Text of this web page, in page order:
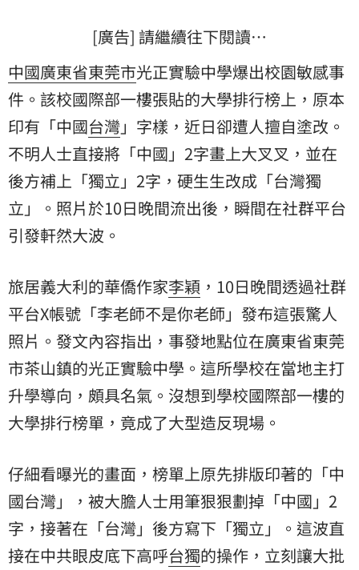
[廣告] 請繼續往下閱讀…
中國廣東省東莞市光正實驗中學爆出校園敏感事
件。該校國際部一樓張貼的大學排行榜上，原本
印有「中國台灣 」字樣，近日卻遭人擅自塗改。
不明人士直接將「中國」2字畫上大叉叉，並在
後方補上「獨立」2字，硬生生改成「台灣獨
立」。照片於10日晚間流出後，瞬間在社群平台
引發軒然大波。
旅居義大利的華僑作家李穎 ，10日晚間透過社群
平台X帳號「李老師不是你老師」發布這張驚人
照片。發文內容指出，事發地點位在廣東省東莞
市茶山鎮的光正實驗中學。這所學校在當地主打
升學導向，頗具名氣。沒想到學校國際部一樓的
大學排行榜單，竟成了大型造反現場。
仔細看曝光的畫面，榜單上原先排版印著的「中
國台灣」，被大膽人士用筆狠狠劃掉「中國」2
字，接著在「台灣」後方寫下「獨立」。這波直
接在中共眼皮底下高呼台獨的操作，立刻讓大批